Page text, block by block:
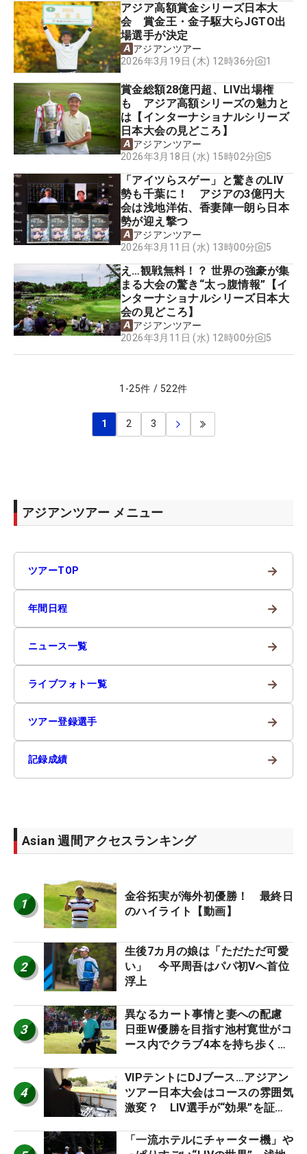
アジア高額賞金シリーズ日本大
会 賞金王・金子駆大らJGTO出
場選手が決定
アジアンツアー
2026年3月19日 (木) 12時36分
1
賞金総額28億円超、LIV出場権
も アジア高額シリーズの魅力と
は【インターナショナルシリーズ
日本大会の見どころ】
アジアンツアー
2026年3月18日 (水) 15時02分
5
「アイツらスゲー」と驚きのLIV
勢も千葉に！ アジアの3億円大
会は浅地洋佑、香妻陣一朗ら日本
勢が迎え撃つ
アジアンツアー
2026年3月11日 (水) 13時00分
5
え…観戦無料！？ 世界の強豪が集
まる大会の驚き“太っ腹情報”【イ
ンターナショナルシリーズ日本大
会の見どころ】
アジアンツアー
2026年3月11日 (水) 12時00分
5
1 -25件 / 522件
1 2 3
アジアンツアー メニュー
ツアーTOP →
年間日程 →
ニュース一覧 →
ライブフォト一覧 →
ツアー登録選手 →
記録成績 →
Asian 週間アクセスランキング
1
金谷拓実が海外初優勝！ 最終日
のハイライト【動画】
2
生後7カ月の娘は「ただただ可愛
い」 今平周吾はパパ初Vへ首位
浮上
3
異なるカート事情と妻への配慮
日亜W優勝を目指す池村寛世がコ
ース内でクラブ4本を持ち歩く理
4
VIPテントにDJブース…アジアン
ツアー日本大会はコースの雰囲気
激変？ LIV選手が“効果”を証言
「一流ホテルにチャーター機」や